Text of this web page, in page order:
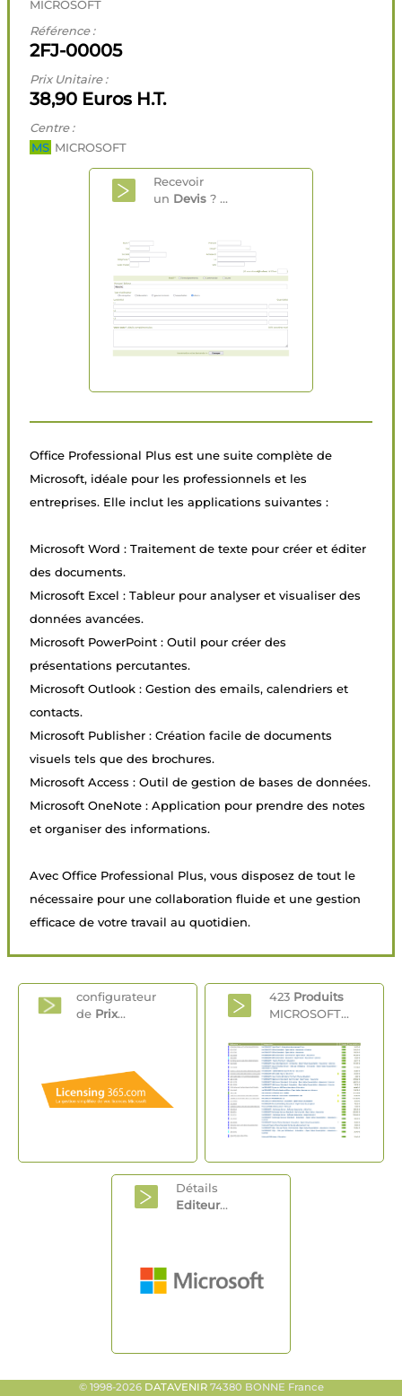
MICROSOFT
Référence :
2FJ-00005
Prix Unitaire :
38,90 Euros H.T.
Centre :
MS MICROSOFT
Recevoir
un Devis ? ...
Office Professional Plus est une suite complète de
Microsoft, idéale pour les professionnels et les
entreprises. Elle inclut les applications suivantes :
Microsoft Word : Traitement de texte pour créer et éditer
des documents.
Microsoft Excel : Tableur pour analyser et visualiser des
données avancées.
Microsoft PowerPoint : Outil pour créer des
présentations percutantes.
Microsoft Outlook : Gestion des emails, calendriers et
contacts.
Microsoft Publisher : Création facile de documents
visuels tels que des brochures.
Microsoft Access : Outil de gestion de bases de données.
Microsoft OneNote : Application pour prendre des notes
et organiser des informations.
Avec Office Professional Plus, vous disposez de tout le
nécessaire pour une collaboration fluide et une gestion
efficace de votre travail au quotidien.
configurateur
de Prix...
423 Produits
MICROSOFT...
Détails
Editeur...
© 1998-2026 DATAVENIR74380 BONNE France